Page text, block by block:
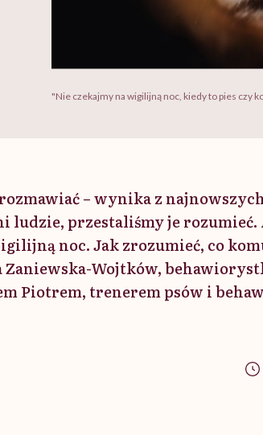
"Nie czekajmy na wigilijną noc, kiedy to pies czy
– wynika z
ludzie, przestaliśmy je rozumieć.
noc. Jak zrozumieć, co
Zaniewska-Wojtków,
Piotrem, trenerem psów i